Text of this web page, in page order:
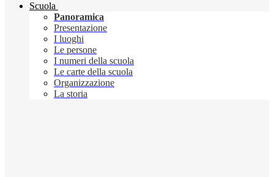
Scuola
Panoramica
Presentazione
I luoghi
Le persone
I numeri della scuola
Le carte della scuola
Organizzazione
La storia